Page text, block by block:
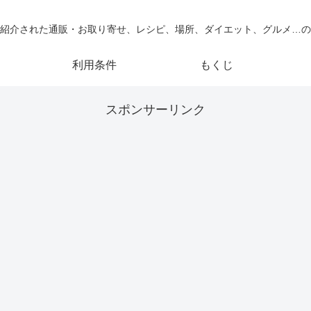
介された通販・お取り寄せ、レシピ、場所、ダイエット、グルメ…
利用条件 もくじ
スポンサーリンク